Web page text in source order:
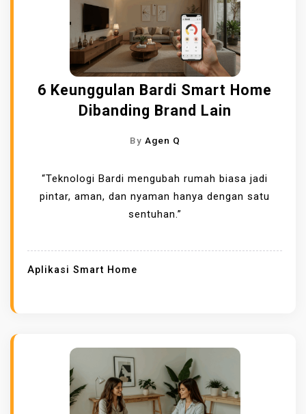
6 Keunggulan Bardi Smart Home
Dibanding Brand Lain
By Agen Q
“Teknologi Bardi mengubah rumah biasa jadi
pintar, aman, dan nyaman hanya dengan satu
sentuhan.”
Aplikasi Smart Home